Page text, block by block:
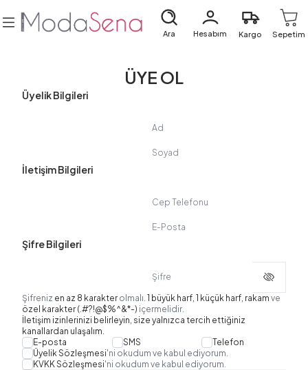
Ara Hesabım Kargo Sepetim
ÜYE OL
Üyelik Bilgileri
Ad
Soyad
İletişim Bilgileri
Cep Telefonu
E-Posta
Şifre Bilgileri
Şifre
Şifreniz en az 8 karakter olmalı. 1 büyük harf, 1 küçük harf, rakam ve
özel karakter (.#?!@$%^&*-) içermelidir.
İletişim izinlerinizi belirleyin, size yalnızca tercih ettiğiniz
kanallardan ulaşalım.
E-posta
SMS
Telefon
Üyelik Sözleşmesi'ni okudum ve kabul ediyorum.
KVKK Sözleşmesi'ni okudum ve kabul ediyorum.